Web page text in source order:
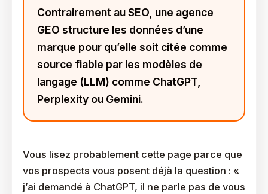
Contrairement au SEO, une agence
GEO structure les données d’une
marque pour qu’elle soit citée comme
source fiable par les modèles de
langage (LLM) comme ChatGPT,
Perplexity ou Gemini.
Vous lisez probablement cette page parce que
vos prospects vous posent déjà la question : «
j’ai demandé à ChatGPT, il ne parle pas de vous